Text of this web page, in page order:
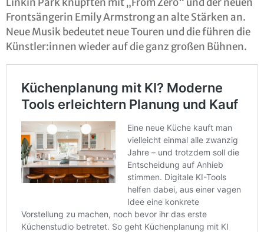
Frontsängerin Emily Armstrong an alte Stärken an.
Neue Musik bedeutet neue Touren und die führen die
Künstler:innen wieder auf die ganz großen Bühnen.